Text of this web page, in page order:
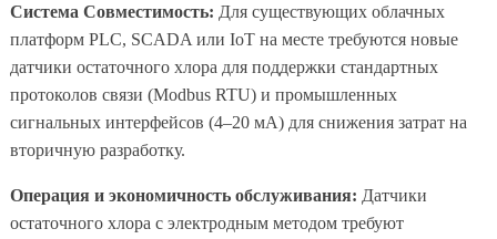
Система Совместимость: Для существующих облачных
платформ PLC, SCADA или IoT на месте требуются новые
датчики остаточного хлора для поддержки стандартных
протоколов связи (Modbus RTU) и промышленных
сигнальных интерфейсов (4–20 мА) для снижения затрат на
вторичную разработку.
Операция и экономичность обслуживания: Датчики
остаточного хлора с электродным методом требуют